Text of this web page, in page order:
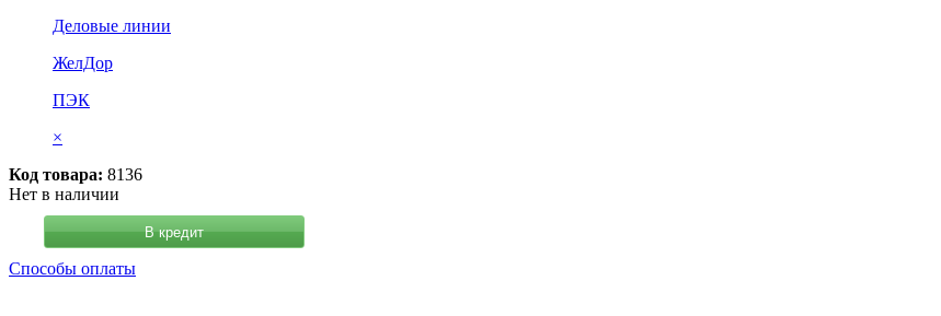
Деловые линии
ЖелДор
ПЭК
×
Код товара: 8136
Нет в наличии
В кредит
Способы оплаты